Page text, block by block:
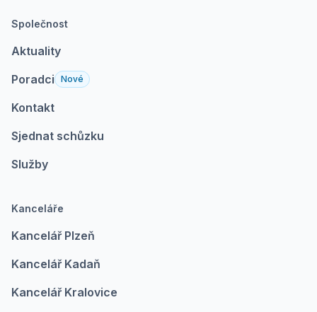
Společnost
Aktuality
Poradci
Nové
Kontakt
Sjednat schůzku
Služby
Kanceláře
Kancelář Plzeň
Kancelář Kadaň
Kancelář Kralovice